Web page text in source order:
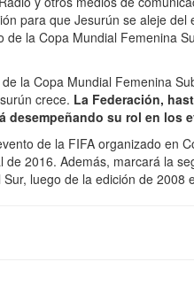
para que Jesurún se aleje
la Copa Mundial Femenina
la Copa Mundial Femenina
crece. La Federación,
desempeñando su rol en los
de la FIFA organizado en
2016. Además, marcará la
luego de la edición de 2008